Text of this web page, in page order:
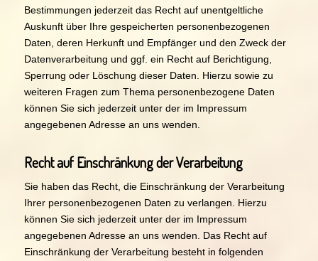
Bestimmungen jederzeit das Recht auf unentgeltliche
Auskunft über Ihre gespeicherten personenbezogenen
Daten, deren Herkunft und Empfänger und den Zweck der
Datenverarbeitung und ggf. ein Recht auf Berichtigung,
Sperrung oder Löschung dieser Daten. Hierzu sowie zu
weiteren Fragen zum Thema personenbezogene Daten
können Sie sich jederzeit unter der im Impressum
angegebenen Adresse an uns wenden.
Recht auf Einschränkung der Verarbeitung
Sie haben das Recht, die Einschränkung der Verarbeitung
Ihrer personenbezogenen Daten zu verlangen. Hierzu
können Sie sich jederzeit unter der im Impressum
angegebenen Adresse an uns wenden. Das Recht auf
Einschränkung der Verarbeitung besteht in folgenden